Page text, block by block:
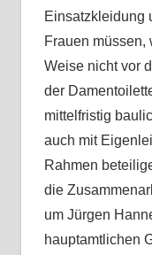
Einsatzkleidung
Frauen müssen,
Weise nicht vor
der
mittelfristig
auch mit
Rahmen
die
um Jürgen
hauptamtlichen